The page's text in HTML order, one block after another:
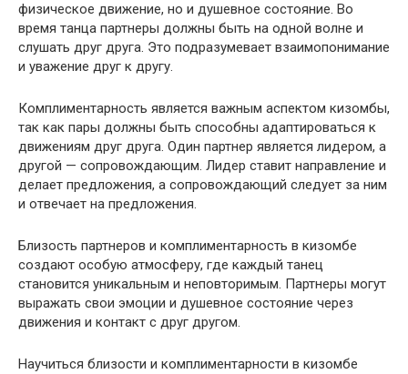
физическое движение, но и душевное состояние. Во
время танца партнеры должны быть на одной волне и
слушать друг друга. Это подразумевает взаимопонимание
и уважение друг к другу.
Комплиментарность является важным аспектом кизомбы,
так как пары должны быть способны адаптироваться к
движениям друг друга. Один партнер является лидером, а
другой — сопровождающим. Лидер ставит направление и
делает предложения, а сопровождающий следует за ним
и отвечает на предложения.
Близость партнеров и комплиментарность в кизомбе
создают особую атмосферу, где каждый танец
становится уникальным и неповторимым. Партнеры могут
выражать свои эмоции и душевное состояние через
движения и контакт с друг другом.
Научиться близости и комплиментарности в кизомбе